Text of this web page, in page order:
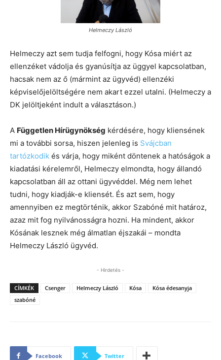
Helmeczy László
Helmeczy azt sem tudja felfogni, hogy Kósa miért az
ellenzéket vádolja és gyanúsítja az üggyel kapcsolatban,
hacsak nem az ő (mármint az ügyvéd) ellenzéki
képviselőjelöltségére nem akart ezzel utalni. (Helmeczy a
DK jelöltjeként indult a választáson.)
A Független Hírügynökség kérdésére, hogy kliensének
mi a további sorsa, hiszen jelenleg is Svájcban
tartózkodik és várja, hogy miként döntenek a hatóságok a
kiadatási kérelemről, Helmeczy elmondta, hogy állandó
kapcsolatban áll az ottani ügyvéddel. Még nem lehet
tudni, hogy kiadják-e kliensét. És azt sem, hogy
amennyiben ez megtörténik, akkor Szabóné mit határoz,
azaz mit fog nyilvánosságra hozni. Ha mindent, akkor
Kósának lesznek még álmatlan éjszakái – mondta
Helmeczy László ügyvéd.
- Hirdetés -
CÍMKÉK Csenger Helmeczy László Kósa
Kósa édesanyja
szabóné
Facebook Twitter